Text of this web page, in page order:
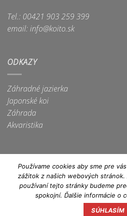
Tel.: 00421 903 259 399
email: info@koito.sk
ODKAZY
Záhradné jazierka
Japonské koi
Záhrada
Akvaristika
Apple
Pay
Dinners
Club
Discover
Používame cookies aby sme pre
zážitok z našich webových
používaní tejto stránky budeme
spokojní. Ďalšie informácie o
SÚHLASÍM